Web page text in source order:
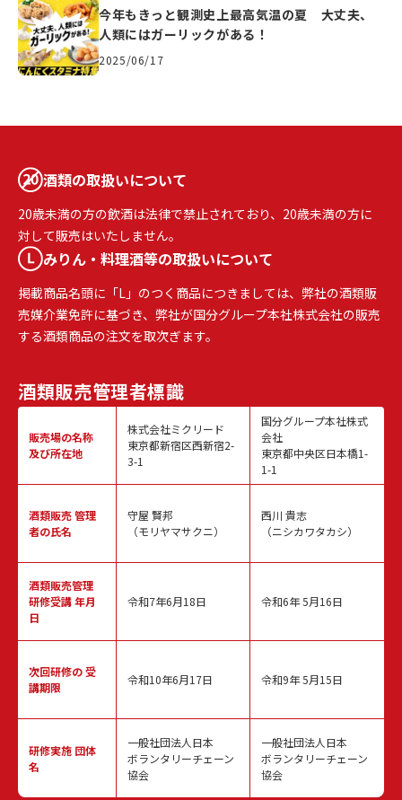
今年もきっと観測史上最高気温の夏 大丈夫、
人類にはガーリックがある！
2025/06/17
酒類の取扱いについて
20歳未満の方の飲酒は法律で禁止されており、20歳未満の方に
対して販売はいたしません。
みりん・料理酒等の取扱いについて
掲載商品名頭に「L」のつく商品につきましては、弊社の酒類販
売媒介業免許に基づき、弊社が国分グループ本社株式会社の販売
する酒類商品の注文を取次ぎます。
酒類販売管理者標識
販売場の名称
及び所在地
酒類販売管理
者の氏名
酒類販売管理
研修受講 年月
日
次回研修の受
講期限
研修実施 団体
名
株式会社ミクリード
東京都新宿区西新宿2-
3-1
守屋 賢邦
（モリヤマサクニ）
令和7年6月18日
令和10年6月17日
一般社団法人日本
ボランタリーチェーン
協会
国分グループ本社株式
会社
東京都中央区日本橋1-
1-1
西川 貴志
（ニシカワタカシ）
令和6年 5月16日
令和9年 5月15日
一般社団法人日本
ボランタリーチェーン
協会